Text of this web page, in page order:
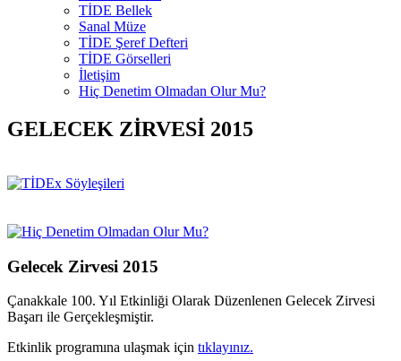
TİDE Bellek
Sanal Müze
TİDE Şeref Defteri
TİDE Görselleri
İletişim
Hiç Denetim Olmadan Olur Mu?
GELECEK ZİRVESİ 2015
Gelecek Zirvesi 2015
Çanakkale 100. Yıl Etkinliği Olarak Düzenlenen Gelecek Zirvesi
Başarı ile Gerçekleşmiştir.
Etkinlik programına ulaşmak için tıklayınız.